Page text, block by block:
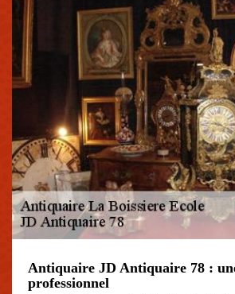
Antiquaire JD Antiquaire 78 :
professionnel